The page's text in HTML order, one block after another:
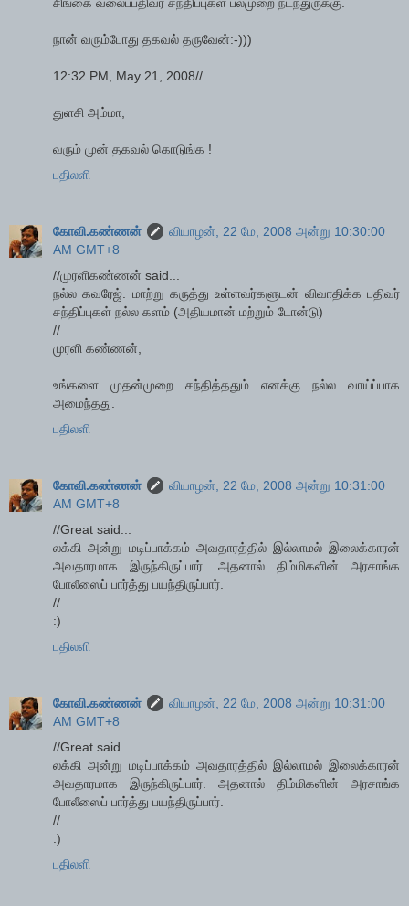
நான் வரும்போது தகவல் தருவேன்:-)))
12:32 PM, May 21, 2008//
துளசி அம்மா,
வரும் முன் தகவல் கொடுங்க !
பதிலளி
கோவி.கண்ணன்
வியாழன், 22 மே, 2008 அன்று 10:30:00
AM GMT+8
//முரளிகண்ணன் said...
நல்ல கவரேஜ். மாற்று கருத்து உள்ளவர்களுடன் விவாதிக்க பதிவர்
சந்திப்புகள் நல்ல களம் (அதியமான் மற்றும் டோன்டு)
//
முரளி கண்ணன்,
உங்களை முதன்முறை சந்தித்ததும் எனக்கு நல்ல வாய்ப்பாக
அமைந்தது.
பதிலளி
கோவி.கண்ணன்
வியாழன், 22 மே, 2008 அன்று 10:31:00
AM GMT+8
//Great said...
லக்கி அன்று மடிப்பாக்கம் அவதாரத்தில் இல்லாமல் இலைக்காரன்
அவதாரமாக இருந்கிருப்பார். அதனால் திம்மிகளின் அரசாங்க
போலீஸைப் பார்த்து பயந்திருப்பார்.
//
:)
பதிலளி
கோவி.கண்ணன்
வியாழன், 22 மே, 2008 அன்று 10:31:00
AM GMT+8
//Great said...
லக்கி அன்று மடிப்பாக்கம் அவதாரத்தில் இல்லாமல் இலைக்காரன்
அவதாரமாக இருந்கிருப்பார். அதனால் திம்மிகளின் அரசாங்க
போலீஸைப் பார்த்து பயந்திருப்பார்.
//
:)
பதிலளி